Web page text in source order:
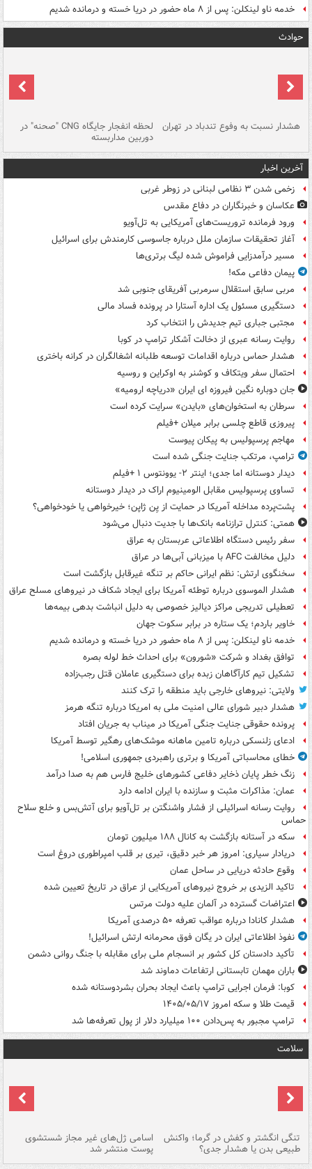
خدمه ناو لینکلن: پس از ۸ ماه حضور در دریا خسته و درمانده‌ شدیم
حوادث
هشدار نسبت به وفوع تندباد در تهران لحظه انفجار جایگاه CNG "صحنه" در
دوربین مداربسته
آخرین اخبار
زخمی شدن ۳ نظامی لبنانی در زوطر غربی
عکاسان و خبرنگاران در دفاع مقدس
ورود فرمانده تروریست‌های آمریکایی به تل‌آویو
آغاز تحقیقات سازمان ملل درباره جاسوسی کارمندش برای اسرائیل
مسیر درآمدزایی فراموش شده لیگ برتری‌ها
پیمان دفاعی مکه!
مربی سابق استقلال سرمربی آفریقای جنوبی شد
دستگیری مسئول یک اداره آستارا در پرونده فساد مالی
مجتبی جباری تیم جدیدش را انتخاب کرد
روایت رسانه عبری از دخالت آشکار ترامپ در کوبا
هشدار حماس درباره اقدامات توسعه طلبانه اشغالگران در کرانه باختری
احتمال سفر ویتکاف و کوشنر به اوکراین و روسیه
جان دوباره نگین فیروزه ای ایران «دریاچه ارومیه»
سرطان به استخوان‌های «بایدن» سرایت کرده است
پیروزی قاطع چلسی برابر میلان +فیلم
مهاجم پرسپولیس به پیکان پیوست
ترامپ، مرتکب جنایت جنگی شده است
دیدار دوستانه اما جدی؛ اینتر ۲- یوونتوس ۱ +فیلم
تساوی پرسپولیس مقابل الومینیوم اراک در دیدار دوستانه
پشت‌پرده مداخله آمریکا در حمایت از یِن ژاپن؛ خیرخواهی یا خودخواهی؟
همتی: کنترل ترازنامه بانک‌ها با جدیت دنبال می‌شود
سفر رئیس دستگاه اطلاعاتی عربستان به عراق
دلیل مخالفت AFC با میزبانی آبی‌ها در عراق
سخنگوی ارتش: نظم ایرانی حاکم بر تنگه غیرقابل بازگشت است
هشدار الموسوی درباره توطئه آمریکا برای ایجاد شکاف در نیروهای مسلح عراق
تعطیلی تدریجی مراکز دیالیز خصوصی به دلیل انباشت بدهی بیمه‌ها
خاویر باردم؛ یک ستاره در برابر سکوت جهان
خدمه ناو لینکلن: پس از ۸ ماه حضور در دریا خسته و درمانده‌ شدیم
توافق بغداد و شرکت «شورون» برای احداث خط لوله بصره
تشکیل تیم کارآگاهان زبده برای دستگیری عاملان قتل رجب‌زاده
ولایتی: نیروهای خارجی باید منطقه را ترک کنند
هشدار دبیر شورای عالی امنیت ملی به امریکا درباره تنگه هرمز
پرونده حقوقی جنایت جنگی آمریکا در میناب به جریان افتاد
ادعای زلنسکی درباره تامین ماهانه موشک‌های رهگیر توسط آمریکا
خطای محاسباتی آمریکا و برتری راهبردی جمهوری اسلامی!
زنگ خطر پایان ذخایر دفاعی کشورهای خلیج فارس هم به صدا درآمد
عمان: مذاکرات مثبت و سازنده با ایران ادامه دارد
روایت رسانه اسرائیلی از فشار واشنگتن بر تل‌آویو برای آتش‌بس و خلع سلاح
حماس
سکه در آستانه بازگشت به کانال ۱۸۸ میلیون تومان
دریادار سیاری: امروز هر خبر دقیق، تیری بر قلب امپراطوری دروغ است
وقوع حادثه دریایی در ساحل عمان
تاکید الزیدی بر خروج نیروهای آمریکایی از عراق در تاریخ تعیین شده
اعتراضات گسترده در آلمان علیه دولت مرتس
هشدار کانادا درباره عواقب تعرفه ۵۰ درصدی آمریکا
نفوذ اطلاعاتی ایران در یگان فوق محرمانه ارتش اسرائیل!
تأکید دادستان کل کشور بر انسجام ملی برای مقابله با جنگ روانی دشمن
باران مهمان تابستانی ارتفاعات دماوند شد
کوبا: فرمان اجرایی ترامپ باعث ایجاد بحران بشردوستانه شده
قیمت طلا و سکه امروز ۱۴۰۵/۰۵/۱۷
ترامپ مجبور به پس‌دادن ۱۰۰ میلیارد دلار از پول تعرفه‌ها شد
سلامت
تنگی انگشتر و کفش در گرما؛ واکنش
طبیعی بدن یا هشدار جدی؟
اسامی ژل‌های غیر مجاز شستشوی
پوست منتشر شد